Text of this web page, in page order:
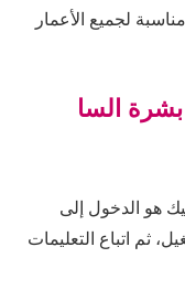
لجميع الأعمار
بشرة السا
هو الدخول إلى
ثم اتباع التعليمات